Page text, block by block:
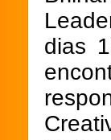
dias